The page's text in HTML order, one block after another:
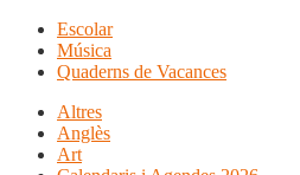
Escolar
Música
Quaderns de Vacances
Altres
Anglès
Art